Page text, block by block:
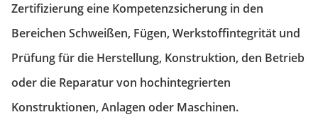
Zertifizierung eine Kompetenz­sicherung in den
Bereichen Schweißen, Fügen, Werkstoffi­ntegrität und
Prüfung für die Herstellung, Konstruktion, den Betrieb
oder die Reparatur von hochintegrierten
Konstruktionen, Anlagen oder Maschinen.